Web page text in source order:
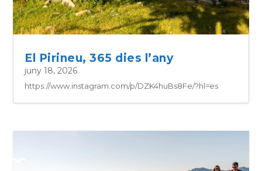
El Pirineu, 365 dies l’any
juny 18, 2026
https://www.instagram.com/p/DZK4huBs8Fe/?hl=es